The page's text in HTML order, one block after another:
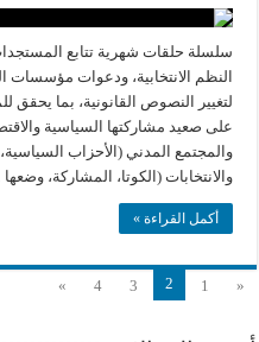
سلسلة حلقات شهرية تتابع
النظم الانتخابية، ودعوات مؤسسات
لتغيير النصوص القانونية، بما يحقق
على صعيد مشاركتها السياسية
والمجتمع المدني (الأحزاب
والانتخابات (الكوتا، المشاركة،
أكمل القراءة »
«
1
2
3
4
»